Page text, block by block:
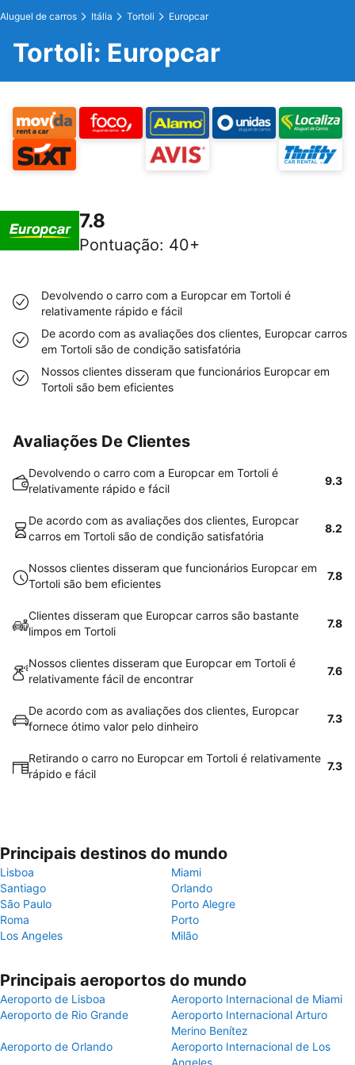
Aluguel de carros Itália Tortoli Europcar
Tortoli: Europcar
7.8
Pontuação: 40+
Devolvendo o carro com a Europcar em Tortoli é
relativamente rápido e fácil
De acordo com as avaliações dos clientes, Europcar carros
em Tortoli são de condição satisfatória
Nossos clientes disseram que funcionários Europcar em
Tortoli são bem eficientes
Avaliações De Clientes
Devolvendo o carro com a Europcar em Tortoli é
relativamente rápido e fácil
9.3
De acordo com as avaliações dos clientes, Europcar
carros em Tortoli são de condição satisfatória
8.2
Nossos clientes disseram que funcionários Europcar em
Tortoli são bem eficientes
7.8
Clientes disseram que Europcar carros são bastante
limpos em Tortoli
7.8
Nossos clientes disseram que Europcar em Tortoli é
relativamente fácil de encontrar
7.6
De acordo com as avaliações dos clientes, Europcar
fornece ótimo valor pelo dinheiro
7.3
Retirando o carro no Europcar em Tortoli é relativamente
rápido e fácil
7.3
Principais destinos do mundo
Lisboa
Miami
Santiago
Orlando
São Paulo
Porto Alegre
Roma
Porto
Los Angeles
Milão
Principais aeroportos do mundo
Aeroporto de Lisboa
Aeroporto Internacional de Miami
Aeroporto de Rio Grande
Aeroporto Internacional Arturo
Merino Benítez
Aeroporto de Orlando
Aeroporto Internacional de Los
Angeles